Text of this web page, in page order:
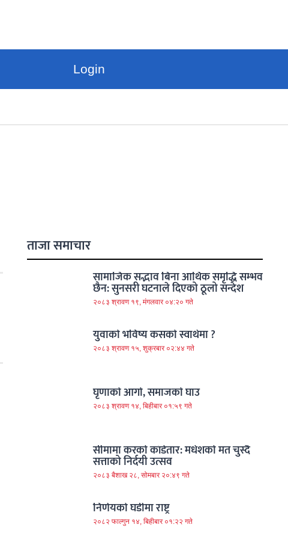
Login
ताजा समाचार
सामाजिक सद्भाव बिना आर्थिक समृद्धि सम्भव
छैन: सुनसरी घटनाले दिएको ठूलो सन्देश
२०८३ श्रावण १९, मंगलवार ०४:२० गते
युवाको भविष्य कसको स्वार्थमा ?
२०८३ श्रावण १५, शुक्रबार ०२:४४ गते
घृणाको आगो, समाजको घाउ
२०८३ श्रावण १४, बिहीबार ०१:५९ गते
सीमामा करको काँडेतार: मधेशको मत चुस्दै
सत्ताको निर्दयी उत्सव
२०८३ बैशाख २८, सोमबार २०:४९ गते
निर्णयको घडीमा राष्ट्र
२०८२ फाल्गुन १४, बिहीबार ०१:२२ गते